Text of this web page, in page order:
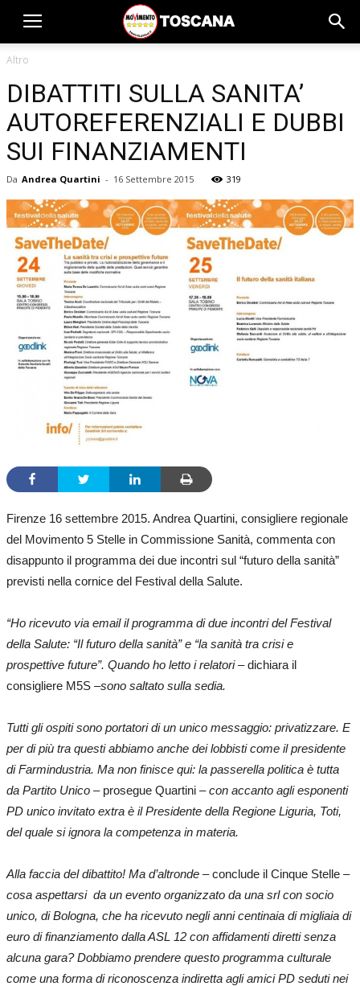
Altro
DIBATTITI SULLA SANITA’
AUTOREFERENZIALI E DUBBI
SUI FINANZIAMENTI
Da Andrea Quartini - 16 Settembre 2015 319
Firenze 16 settembre 2015. Andrea Quartini, consigliere regionale
del Movimento 5 Stelle in Commissione Sanità, commenta con
disappunto il programma dei due incontri sul “futuro della sanità”
previsti nella cornice del Festival della Salute.
“Ho ricevuto via email il programma di due incontri del Festival
della Salute: “Il futuro della sanità” e “la sanità tra crisi e
prospettive future”. Quando ho letto i relatori– dichiara il
consigliere M5S –sono saltato sulla sedia.
Tutti gli ospiti sono portatori di un unico messaggio: privatizzare. E
per di più tra questi abbiamo anche dei lobbisti come il presidente
di Farmindustria. Ma non finisce qui: la passerella politica è tutta
da Partito Unico – prosegue Quartini –con accanto agli esponenti
PD unico invitato extra è il Presidente della Regione Liguria, Toti,
del quale si ignora la competenza in materia.
Alla faccia del dibattito! Ma d’altronde – conclude il Cinque Stelle –
cosa aspettarsi da un evento organizzato da una srl con socio
unico, di Bologna, che ha ricevuto negli anni centinaia di migliaia di
euro di finanziamento dalla ASL 12 con affidamenti diretti senza
alcuna gara? Dobbiamo prendere questo programma culturale
come una forma di riconoscenza indiretta agli amici PD seduti nei